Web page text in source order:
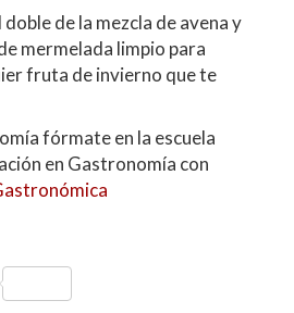
de la mezcla de avena y
mermelada limpio para
fruta de invierno que te
fórmate en la escuela
en Gastronomía con
C